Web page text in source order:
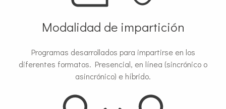
Modalidad de impartición
Programas desarrollados para impartirse en los
diferentes formatos. Presencial, en línea (sincrónico o
asincrónico) e híbrido.